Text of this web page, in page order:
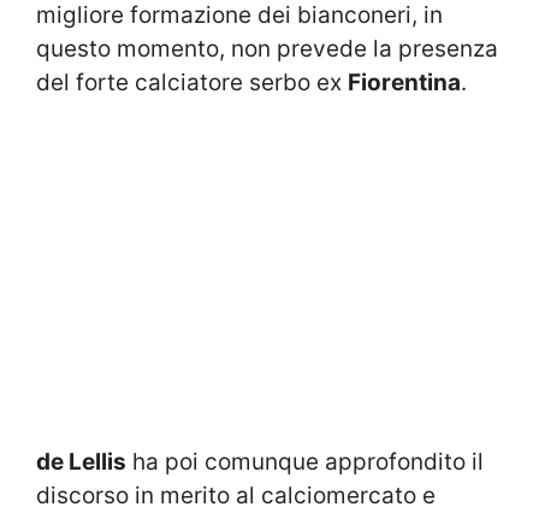
migliore formazione dei bianconeri, in
questo momento, non prevede la presenza
del forte calciatore serbo ex Fiorentina.
de Lellis ha poi comunque approfondito il
discorso in merito al calciomercato e